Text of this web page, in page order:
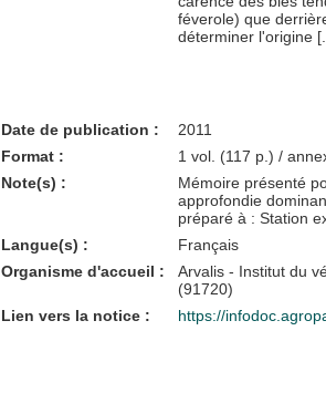
féverole) que
déterminer l'origine
Date de publication :
2011
Format :
1 vol. (117 p.) /
Note(s) :
Mémoire présenté
approfondie
préparé à : Station
Langue(s) :
Français
Organisme d'accueil :
Arvalis - Institut du
(91720)
Lien vers la notice :
https://